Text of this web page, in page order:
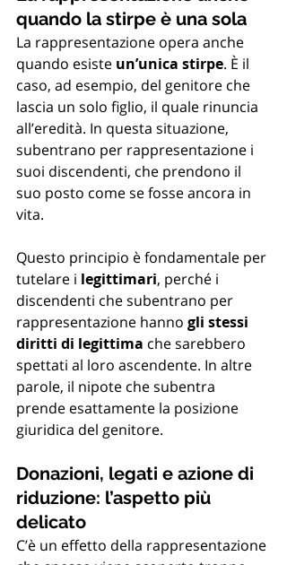
quando la stirpe è una sola
La rappresentazione opera anche
quando esiste un’unica stirpe. È il
caso, ad esempio, del genitore che
lascia un solo figlio, il quale rinuncia
all’eredità. In questa situazione,
subentrano per rappresentazione i
suoi discendenti, che prendono il
suo posto come se fosse ancora in
vita.
Questo principio è fondamentale per
tutelare i legittimari, perché i
discendenti che subentrano per
rappresentazione hanno gli stessi
diritti di legittima che sarebbero
spettati al loro ascendente. In altre
parole, il nipote che subentra
prende esattamente la posizione
giuridica del genitore.
Donazioni, legati e azione di
riduzione: l’aspetto più
delicato
C’è un effetto della rappresentazione